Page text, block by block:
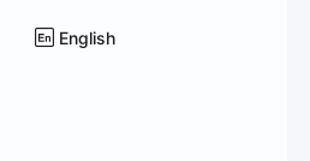
English